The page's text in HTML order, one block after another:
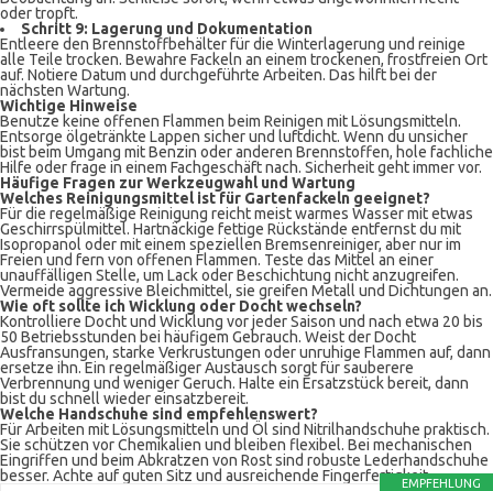
oder tropft.
Schritt 9: Lagerung und Dokumentation
Entleere den Brennstoffbehälter für die Winterlagerung und reinige
alle Teile trocken. Bewahre Fackeln an einem trockenen, frostfreien Ort
auf. Notiere Datum und durchgeführte Arbeiten. Das hilft bei der
nächsten Wartung.
Wichtige Hinweise
Benutze keine offenen Flammen beim Reinigen mit Lösungsmitteln.
Entsorge ölgetränkte Lappen sicher und luftdicht. Wenn du unsicher
bist beim Umgang mit Benzin oder anderen Brennstoffen, hole fachliche
Hilfe oder frage in einem Fachgeschäft nach. Sicherheit geht immer vor.
Häufige Fragen zur Werkzeugwahl und Wartung
Welches Reinigungsmittel ist für Gartenfackeln geeignet?
Für die regelmäßige Reinigung reicht meist warmes Wasser mit etwas
Geschirrspülmittel. Hartnäckige fettige Rückstände entfernst du mit
Isopropanol oder mit einem speziellen Bremsenreiniger, aber nur im
Freien und fern von offenen Flammen. Teste das Mittel an einer
unauffälligen Stelle, um Lack oder Beschichtung nicht anzugreifen.
Vermeide aggressive Bleichmittel, sie greifen Metall und Dichtungen an.
Wie oft sollte ich Wicklung oder Docht wechseln?
Kontrolliere Docht und Wicklung vor jeder Saison und nach etwa 20 bis
50 Betriebsstunden bei häufigem Gebrauch. Weist der Docht
Ausfransungen, starke Verkrustungen oder unruhige Flammen auf, dann
ersetze ihn. Ein regelmäßiger Austausch sorgt für sauberere
Verbrennung und weniger Geruch. Halte ein Ersatzstück bereit, dann
bist du schnell wieder einsatzbereit.
Welche Handschuhe sind empfehlenswert?
Für Arbeiten mit Lösungsmitteln und Öl sind Nitrilhandschuhe praktisch.
Sie schützen vor Chemikalien und bleiben flexibel. Bei mechanischen
Eingriffen und beim Abkratzen von Rost sind robuste Lederhandschuhe
besser. Achte auf guten Sitz und ausreichende Fingerfertigkeit.EMPFEHLUNG